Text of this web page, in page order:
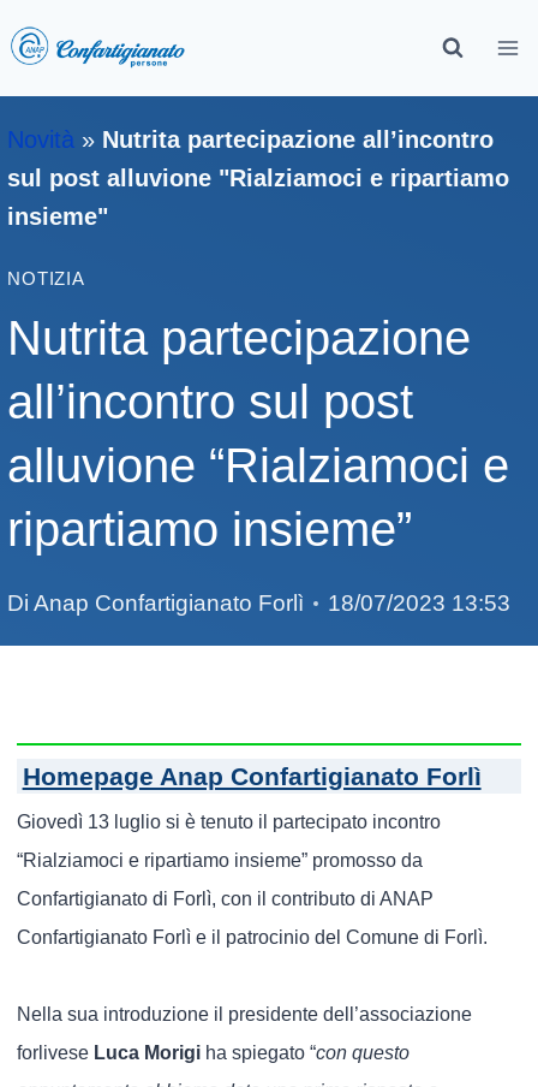
Novità » Nutrita partecipazione all’incontro
sul post alluvione "Rialziamoci e ripartiamo
insieme"
NOTIZIA
Nutrita partecipazione
all’incontro sul post
alluvione “Rialziamoci e
ripartiamo insieme”
Di Anap Confartigianato Forlì 18/07/2023 13:53
Homepage Anap Confartigianato Forlì
Giovedì 13 luglio si è tenuto il partecipato incontro
“Rialziamoci e ripartiamo insieme” promosso da
Confartigianato di Forlì, con il contributo di ANAP
Confartigianato Forlì e il patrocinio del Comune di Forlì.
Nella sua introduzione il presidente dell’associazione
forlivese Luca Morigi ha spiegato “con questo